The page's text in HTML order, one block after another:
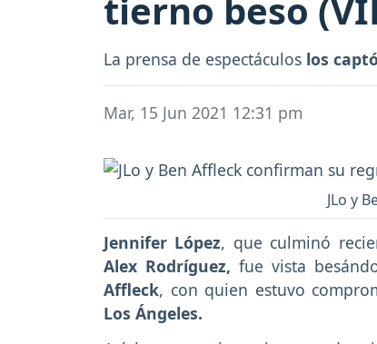
tierno beso
La prensa de espectáculos los
Mar, 15 Jun 2021 12:31 pm
JLo y
Jennifer López, que culminó
Alex Rodríguez, fue vista
Affleck, con quien estuvo
Los Ángeles.